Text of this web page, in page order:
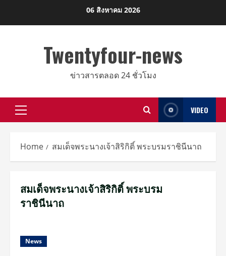
06 สิงหาคม 2026
Twentyfour-news
ข่าวสารตลอด 24 ชั่วโมง
Primary
VIDEO
Home สมเด็จพระนางเจ้าสิริกิติ์ พระบรมราชินีนาถ
สมเด็จพระนางเจ้าสิริกิติ์ พระบรม
ราชินีนาถ
News